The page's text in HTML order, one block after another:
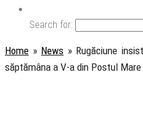
Search for:
Home » News » Rugăciune
săptămâna a V-a din Postul Mare